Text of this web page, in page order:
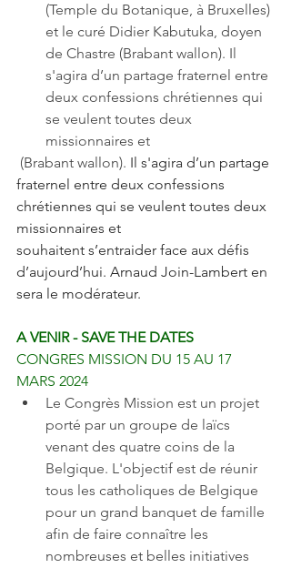
(Temple du Botanique, à Bruxelles)
et le curé Didier Kabutuka, doyen
de Chastre (Brabant wallon). Il
s'agira d’un partage fraternel entre
deux confessions chrétiennes qui
se veulent toutes deux
missionnaires et
(Brabant wallon). Il s'agira d’un partage
fraternel entre deux confessions
chrétiennes qui se veulent toutes deux
missionnaires et
souhaitent s’entraider face aux défis
d’aujourd’hui. Arnaud Join-Lambert en
sera le modérateur.
A VENIR - SAVE THE DATES
CONGRES MISSION DU 15 AU 17
MARS 2024
Le Congrès Mission est un projet
porté par un groupe de laïcs
venant des quatre coins de la
Belgique. L'objectif est de réunir
tous les catholiques de Belgique
pour un grand banquet de famille
afin de faire connaître les
nombreuses et belles initiatives